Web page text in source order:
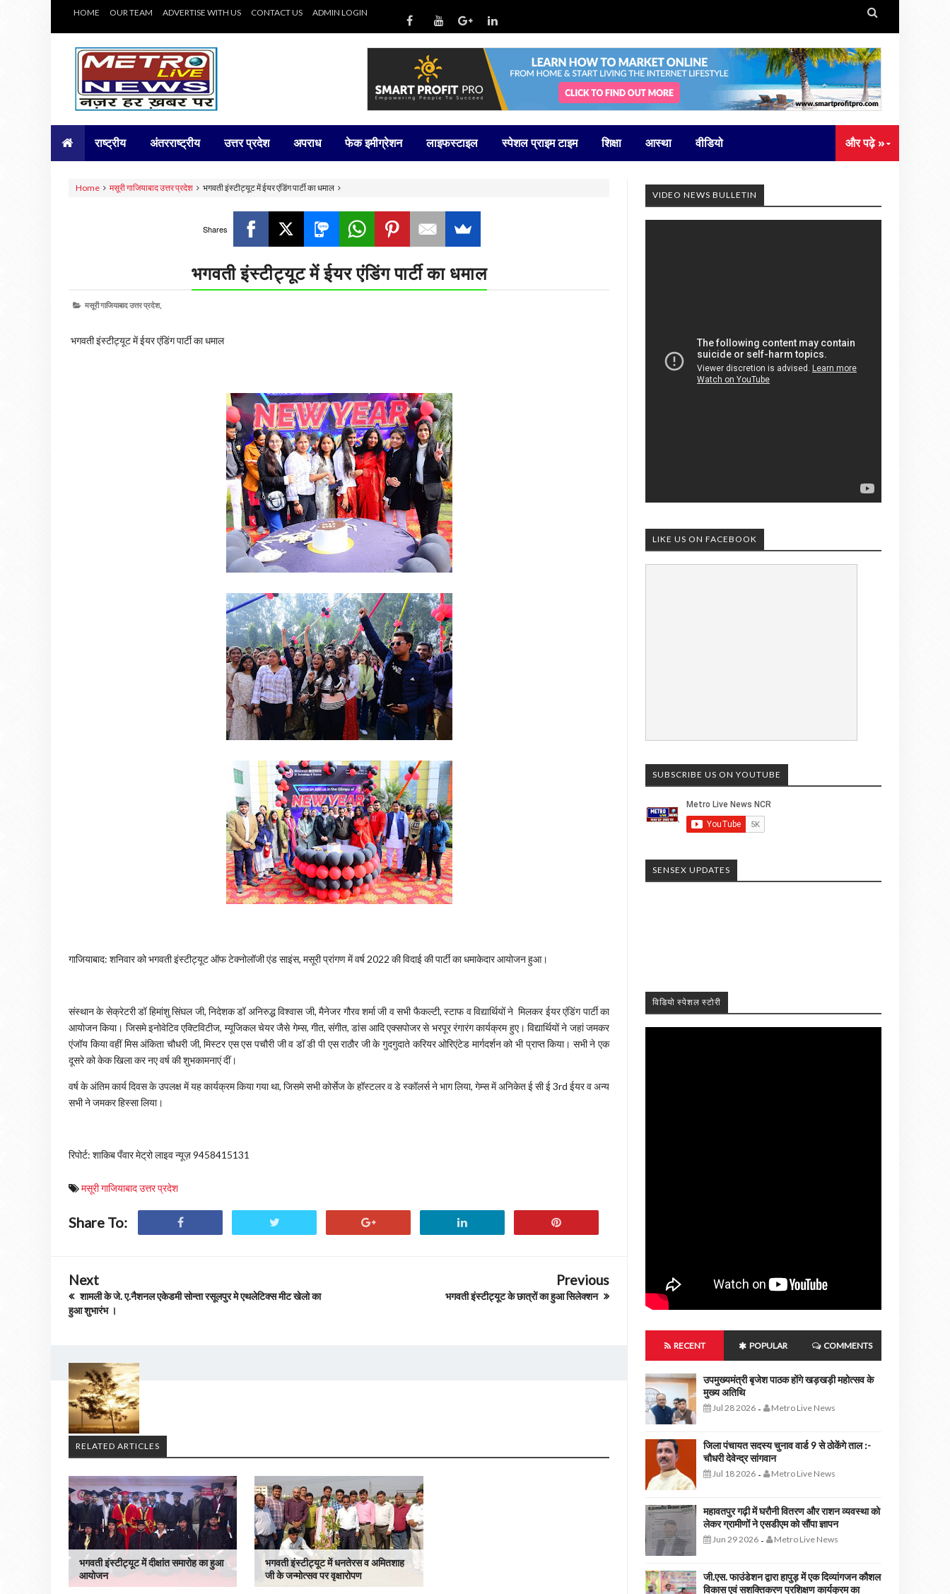
HOME OUR TEAM ADVERTISE WITH US CONTACT US ADMIN LOGIN 
राष्ट्रीय अंतरराष्ट्रीय उत्तर प्रदेश अपराध फेक इमीग्रेशन लाइफस्टाइल स्पेशल प्राइम टाइम शिक्षा आस्था वीडियो और पढ़े »
Home मसूरी गाजियाबाद उत्तर प्रदेश भगवती इंस्टीट्यूट में ईयर एंडिंग पार्टी का धमाल
Shares
भगवती इंस्टीट्यूट में ईयर एंडिंग पार्टी का धमाल
मसूरी गाजियाबाद उत्तर प्रदेश,
भगवती इंस्टीट्यूट में ईयर एंडिंग पार्टी का धमाल
गाजियाबाद: शनिवार को भगवती इंस्टीट्यूट ऑफ टेक्नोलॉजी एंड साइंस, मसूरी प्रांगण में वर्ष 2022 की विदाई की पार्टी का धमाकेदार आयोजन हुआ।
संस्थान के सेक्रेटरी डॉ हिमांशु सिंघल जी, निदेशक डॉ अनिरुद्ध विश्वास जी, मैनेजर गौरव शर्मा जी व सभी फैकल्टी, स्टाफ व विद्यार्थियों ने मिलकर ईयर एंडिंग पार्टी का
आयोजन किया। जिसमे इनोवेटिव एक्टिविटीज, म्यूजिकल चेयर जैसे गेम्स, गीत, संगीत, डांस आदि एक्सपोजर से भरपूर रंगारंग कार्यक्रम हुए। विद्यार्थियों ने जहां जमकर
एंजॉय किया वहीं मिस अंकिता चौधरी जी, मिस्टर एस एस पचौरी जी व डॉ डी पी एस राठौर जी के गुदगुदाते करियर ओरिएंटेड मार्गदर्शन को भी प्राप्त किया। सभी ने एक
दूसरे को केक खिला कर नए वर्ष की शुभकामनाएं दीं।
वर्ष के अंतिम कार्य दिवस के उपलक्ष में यह कार्यक्रम किया गया था, जिसमे सभी कोर्सेज के हॉस्टलर व डे स्कॉलर्स ने भाग लिया, गेम्स में अनिकेत ई सी ई 3rd ईयर व अन्य
सभी ने जमकर हिस्सा लिया।
रिपोर्ट: शाकिब पँवार मेट्रो लाइव न्यूज़ 9458415131
मसूरी गाजियाबाद उत्तर प्रदेश
Share To:
Next
शामली के जे. ए.नैशनल एकेडमी सोन्ता रसूलपुर मे एथलेटिक्स मीट खेलो का
हुआ शुभारंभ ।
Previous
भगवती इंस्टीट्यूट के छात्रों का हुआ सिलेक्शन
RELATED ARTICLES
भगवती इंस्टीट्यूट में दीक्षांत समारोह का हुआ
आयोजन
भगवती इंस्टीट्यूट में धनतेरस व अमितशाह
जी के जन्मोत्सव पर वृक्षारोपण
VIDEO NEWS BULLETIN
LIKE US ON FACEBOOK
SUBSCRIBE US ON YOUTUBE
SENSEX UPDATES
विडियो स्पेशल स्टोरी
RECENT POPULAR COMMENTS
उपमुख्यमंत्री बृजेश पाठक होंगे खड़खड़ी महोत्सव के
मुख्य अतिथि
Jul 28 2026 - Metro Live News
जिला पंचायत सदस्य चुनाव वार्ड 9 से ठोकेंगे ताल :-
चौधरी देवेन्द्र सांगवान
Jul 18 2026 - Metro Live News
महावतपुर गढ़ी में घरौनी वितरण और राशन व्यवस्था को
लेकर ग्रामीणों ने एसडीएम को सौंपा ज्ञापन
Jun 29 2026 - Metro Live News
जी.एस. फाउंडेशन द्वारा हापुड़ में एक दिव्यांगजन कौशल
विकास एवं सशक्तिकरण प्रशिक्षण कार्यक्रम का